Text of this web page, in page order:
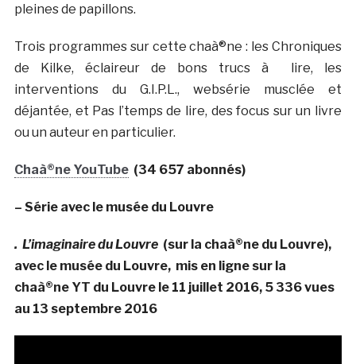
pleines de papillons.
Trois programmes sur cette chaà®ne : les Chroniques
de Kilke, éclaireur de bons trucs à lire, les
interventions du G.I.P.L., websérie musclée et
déjantée, et Pas l’temps de lire, des focus sur un livre
ou un auteur en particulier.
Chaà®ne YouTube(34 657 abonnés)
– Série avec le musée du Louvre
. L’imaginaire du Louvre (sur la chaà®ne du Louvre),
avec le musée du Louvre, mis en ligne sur la
chaà®ne YT du Louvre le 11 juillet 2016, 5 336 vues
au 13 septembre 2016